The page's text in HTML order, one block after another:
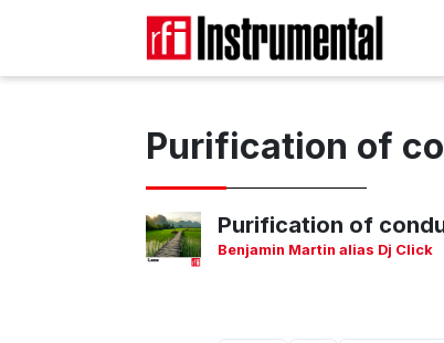
Purification of
Purification of
Benjamin Martin alias Dj Click